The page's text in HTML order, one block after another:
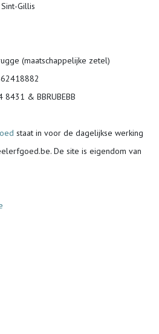
Gillis
(maatschappelijke zetel)
8431 & BBRUBEBB
staat in voor de dagelijkse werking
De site is eigendom van